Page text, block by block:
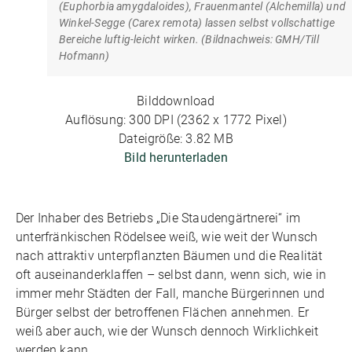
(Euphorbia amygdaloides), Frauenmantel (Alchemilla) und
Winkel-Segge (Carex remota) lassen selbst vollschattige
Bereiche luftig-leicht wirken. (Bildnachweis: GMH/Till
Hofmann)
Bilddownload
Auflösung: 300 DPI (2362 x 1772 Pixel)
Dateigröße: 3.82 MB
Bild herunterladen
Der Inhaber des Betriebs „Die Staudengärtnerei“ im
unterfränkischen Rödelsee weiß, wie weit der Wunsch
nach attraktiv unterpflanzten Bäumen und die Realität
oft auseinanderklaffen – selbst dann, wenn sich, wie in
immer mehr Städten der Fall, manche Bürgerinnen und
Bürger selbst der betroffenen Flächen annehmen. Er
weiß aber auch, wie der Wunsch dennoch Wirklichkeit